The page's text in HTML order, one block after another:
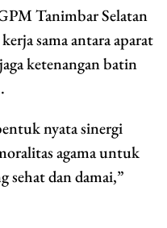
Tanimbar Selatan
sama antara aparat
ketenangan batin
nyata sinergi
agama untuk
sehat dan damai,”